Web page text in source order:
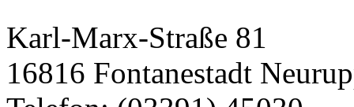
Karl-Marx-Straße 81
16816 Fontanestadt